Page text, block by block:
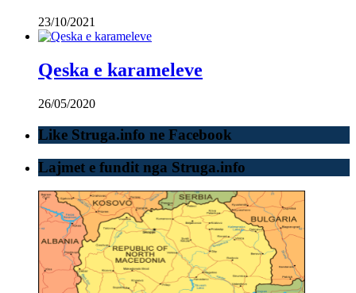
23/10/2021
Qeska e karameleve
26/05/2020
Like Struga.info ne Facebook
Lajmet e fundit nga Struga.info